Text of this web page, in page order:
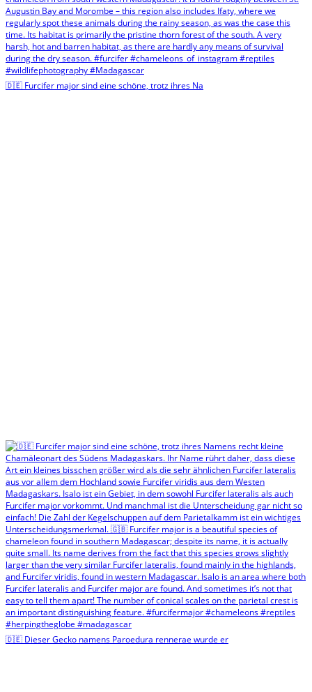
🇩🇪 Furcifer major sind eine schöne, trotz ihres Na
🇩🇪 Dieser Gecko namens Paroedura rennerae wurde er